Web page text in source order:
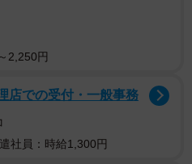
2,250円
店での受付・一般事務
社員：時給1,300円